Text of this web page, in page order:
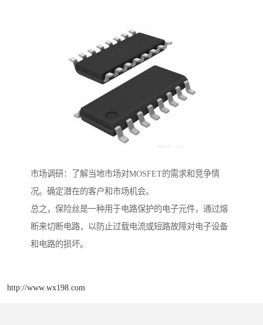
市场调研：了解当地市场对MOSFET的需求和竞争情
况。确定潜在的客户和市场机会。
总之，保险丝是一种用于电路保护的电子元件，通过熔
断来切断电路，以防止过载电流或短路故障对电子设备
和电路的损坏。
http://www.wx198.com